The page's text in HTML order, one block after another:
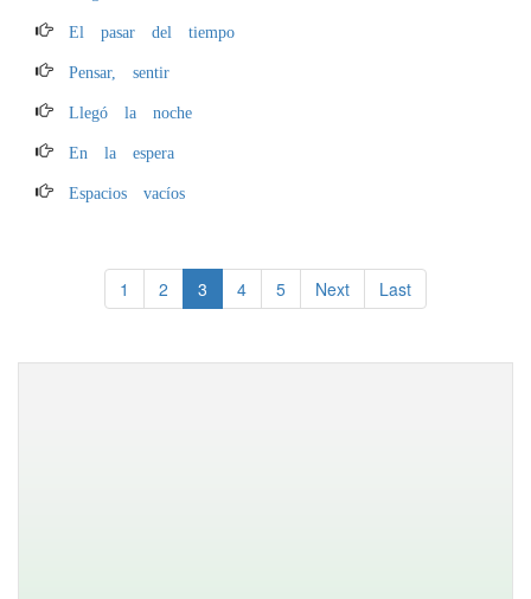
El pasar del tiempo
Pensar, sentir
Llegó la noche
En la espera
Espacios vacíos
1 2 3 4 5 Next Last